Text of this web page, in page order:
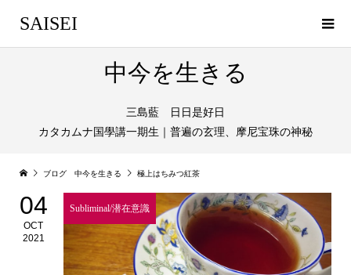
SAISEI
中今を生きる
三島藍 日日是好日
カタカムナ国學講一期生｜普遍の玄理、摩尼宝珠の神秘
ブログ 中今を生きる 極上はちみつ紅茶
04
OCT
2021
Subliminal/潜在意識